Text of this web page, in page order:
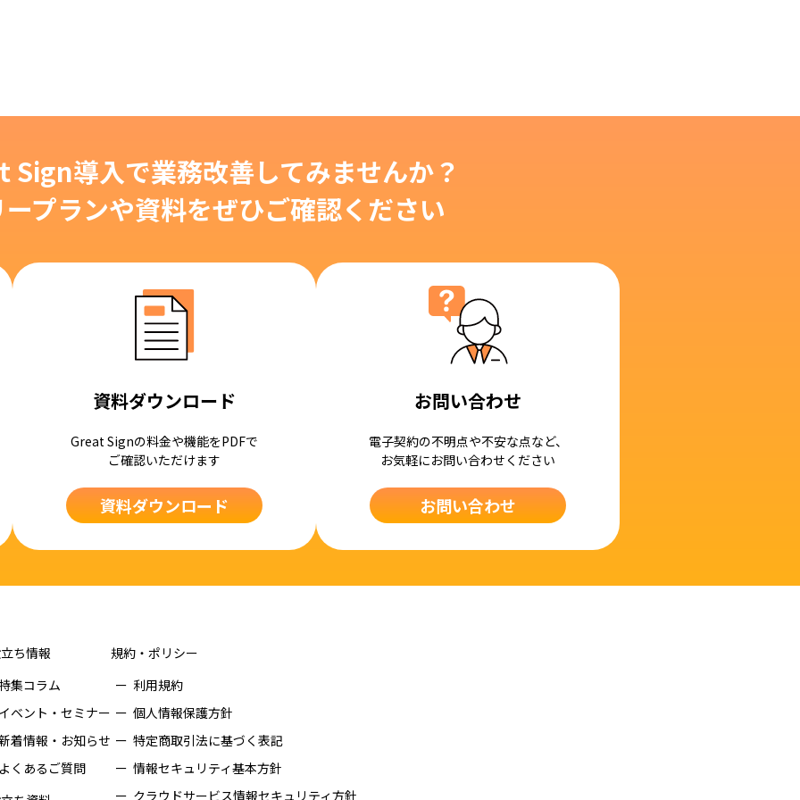
Sign導入で業務改善してみませんか？
プランや資料をぜひご確認ください
資料ダウンロード
Great Signの料金や機能をPDFで
ご確認いただけます
資料ダウンロード
お問い合わせ
電子契約の不明点や不安な点など、
お気軽にお問い合わせください
お問い合わせ
ち情報
集コラム
ベント・セミナー
着情報・お知らせ
くあるご質問
規約・ポリシー
利用規約
個人情報保護方針
特定商取引法に基づく表記
情報セキュリティ基本方針
クラウドサービス情報セキュリティ方針